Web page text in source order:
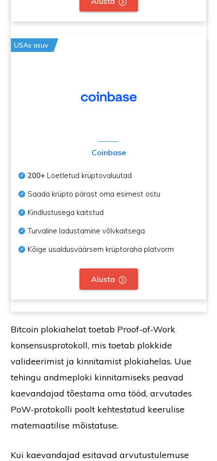
USAs asuv
Coinbase
200+ Loetletud krüptovaluutad
Saada krüpto pärast oma esimest ostu
Kindlustusega kaitstud
Turvaline ladustamine võlvkaitsega
Kõige usaldusväärsem krüptoraha platvorm
Alusta
Bitcoin plokiahelat toetab Proof-of-Work
konsensusprotokoll, mis toetab plokkide
valideerimist ja kinnitamist plokiahelas. Uue
tehingu andmeploki kinnitamiseks peavad
kaevandajad tõestama oma tööd, arvutades
PoW-protokolli poolt kehtestatud keerulise
matemaatilise mõistatuse.
Kui kaevandajad esitavad arvutustulemuse